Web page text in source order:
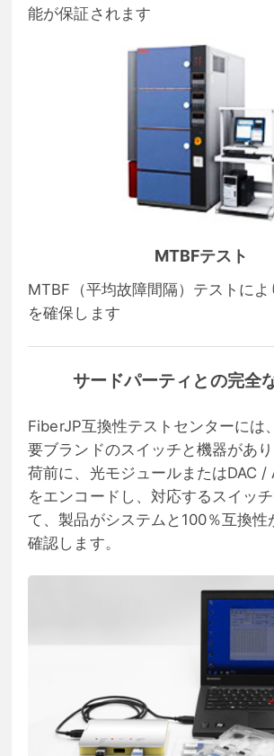
能が保証されます
MTBFテスト
MTBF（平均故障間隔）テストによ
を確保します
サードパーティとの完全
FiberJP互換性テストセンターには
要ブランドのスイッチと機器があ
荷前に、光モジュールまたはDAC /
をエンコードし、対応するスイッ
て、製品がシステムと100％互換性
確認します。